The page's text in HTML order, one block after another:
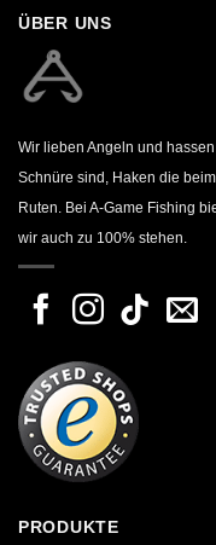
ÜBER UNS
Wir lieben Angeln und
Schnüre sind, Haken die
Ruten. Bei A-Game Fishing
wir auch zu 100% stehen.
PRODUKTE